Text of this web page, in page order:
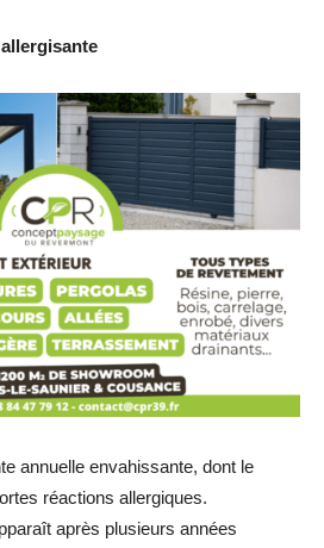
annuelle envahissante, dont le
réactions allergiques.
après plusieurs années